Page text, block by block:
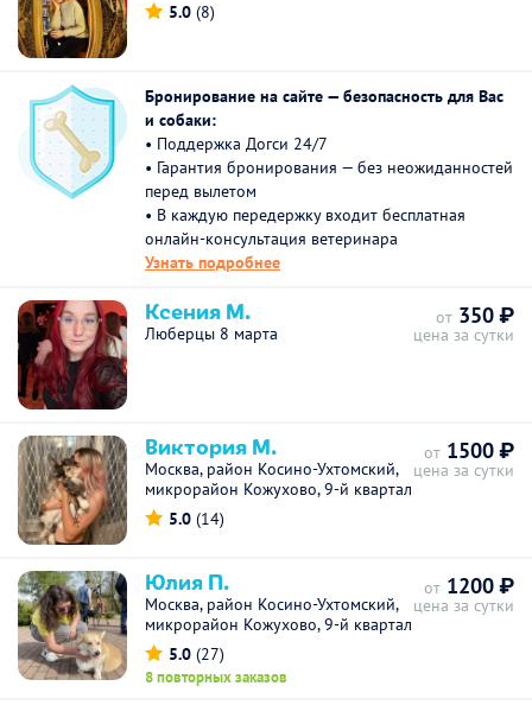
5.0 (8)
Бронирование на сайте — безопасность для Вас
и собаки:
• Поддержка Догси 24/7
• Гарантия бронирования — без неожиданностей
перед вылетом
• В каждую передержку входит бесплатная
онлайн-консультация ветеринара
Узнать подробнее
Ксения М.
Люберцы 8 марта
от 350 ₽
цена за сутки
Виктория М.
Москва, район Косино-Ухтомский,
микрорайон Кожухово, 9-й квартал
5.0 (14)
от 1500 ₽
цена за сутки
Юлия П.
Москва, район Косино-Ухтомский,
микрорайон Кожухово, 9-й квартал
5.0 (27)
8 повторных заказов
от 1200 ₽
цена за сутки